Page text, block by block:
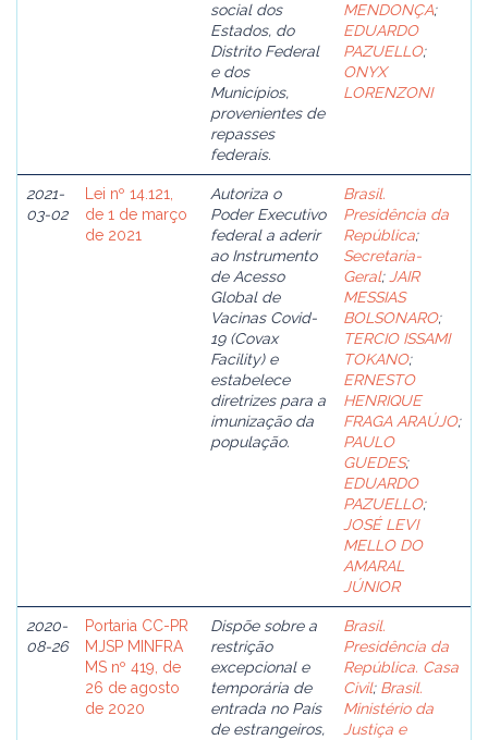
social dos
Estados, do
Distrito Federal
e dos
Municípios,
provenientes de
repasses
federais.
MENDONÇA;
EDUARDO
PAZUELLO;
ONYX
LORENZONI
2021-
03-02
Lei nº 14.121,
de 1 de março
de 2021
Autoriza o
Poder Executivo
federal a aderir
ao Instrumento
de Acesso
Global de
Vacinas Covid-
19 (Covax
Facility) e
estabelece
diretrizes para a
imunização da
população.
Brasil.
Presidência da
República;
Secretaria-
Geral; JAIR
MESSIAS
BOLSONARO;
TERCIO ISSAMI
TOKANO;
ERNESTO
HENRIQUE
FRAGA ARAÚJO;
PAULO
GUEDES;
EDUARDO
PAZUELLO;
JOSÉ LEVI
MELLO DO
AMARAL
JÚNIOR
2020-
08-26
Portaria CC-PR
MJSP MINFRA
MS nº 419, de
26 de agosto
de 2020
Dispõe sobre a
restrição
excepcional e
temporária de
entrada no País
de estrangeiros,
Brasil.
Presidência da
República. Casa
Civil; Brasil.
Ministério da
Justiça e